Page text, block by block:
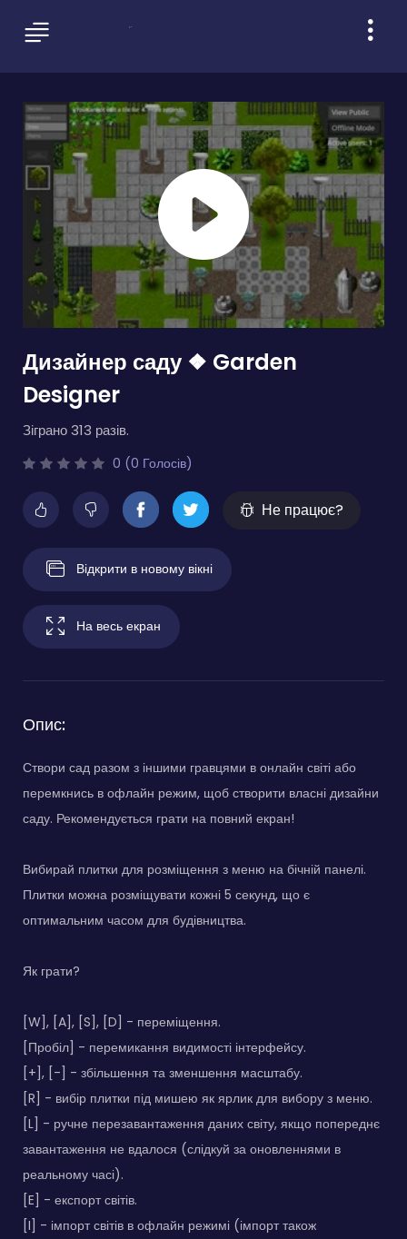
Дизайнер саду ❖ Garden
Designer
Зіграно 313 разів.
0 (0 Голосів)
Не працює?
Відкрити в новому вікні
На весь екран
Опис:
Створи сад разом з іншими гравцями в онлайн світі або
перемкнись в офлайн режим, щоб створити власні дизайни
саду. Рекомендується грати на повний екран!
Вибирай плитки для розміщення з меню на бічній панелі.
Плитки можна розміщувати кожні 5 секунд, що є
оптимальним часом для будівництва.
Як грати?
[W], [A], [S], [D] - переміщення.
[Пробіл] - перемикання видимості інтерфейсу.
[+], [-] - збільшення та зменшення масштабу.
[R] - вибір плитки під мишею як ярлик для вибору з меню.
[L] - ручне перезавантаження даних світу, якщо попереднє
завантаження не вдалося (слідкуй за оновленнями в
реальному часі).
[E] - експорт світів.
[I] - імпорт світів в офлайн режимі (імпорт також